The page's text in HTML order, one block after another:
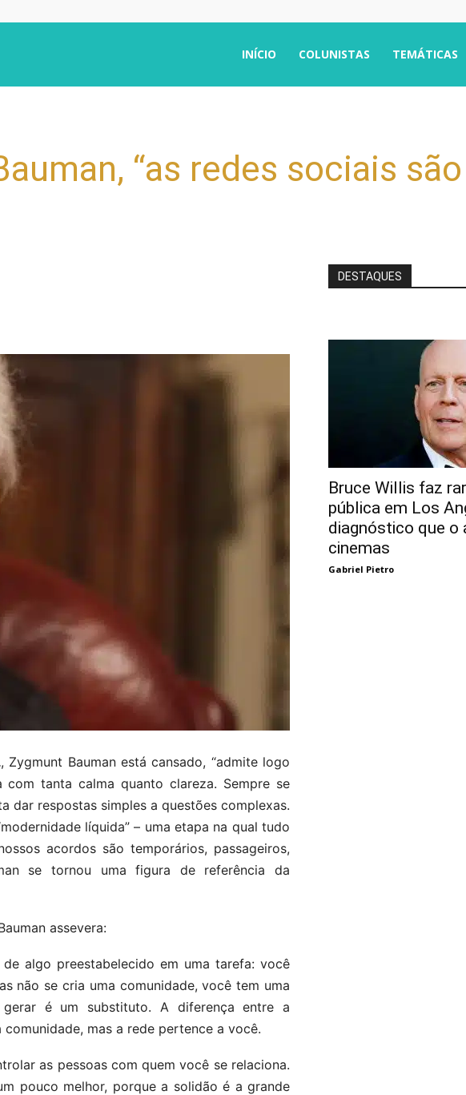
INÍCIO COLUNISTAS TEMÁTICAS
“as redes sociais
, Zygmunt Bauman está cansado, “admite logo
tanta calma quanto clareza. Sempre se
dar respostas simples a questões complexas.
líquida” – uma etapa na qual tudo
acordos são temporários, passageiros,
se tornou uma figura de referência da
assevera:
algo preestabelecido em uma tarefa: você
não se cria uma comunidade, você tem uma
é um substituto. A diferença entre a
mas a rede pertence a você.
as pessoas com quem você se relaciona.
pouco melhor, porque a solidão é a grande
DESTAQUES
Bruce Willis faz
pública em Los
diagnóstico que o
cinemas
Gabriel Pietro